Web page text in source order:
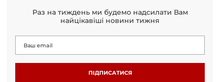
Раз на тиждень ми будемо надсилати Вам
найцікавіші новини тижня
ПІДПИСАТИСЯ